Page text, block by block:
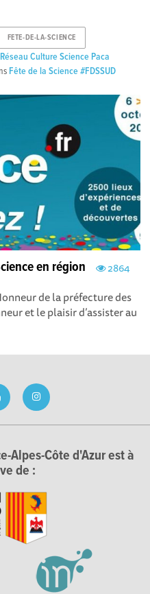
FETE-DE-LA-SCIENCE
Culture Science Paca
Fête de la Science #FDSSUD
2864
en région
de la préfecture des
et le plaisir d’assister au
Alpes-Côte d'Azur est à
de :